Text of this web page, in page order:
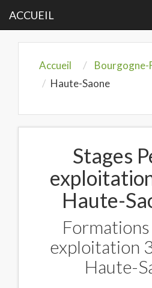
ACCUEIL
Accueil
Bourgogne-
Haute-Saone
Stages
Haute-
exploitation
Haute-